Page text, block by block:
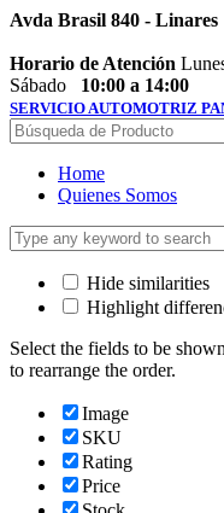
Avda Brasil 840 - Linares
Horario de Atención
Sábado 10:00 a 14:00
SERVICIO AUTOMOTRIZ
Home
Quienes Somos
Hide similarities
Highlight
Select the fields to be
to rearrange the order.
Image
SKU
Rating
Price